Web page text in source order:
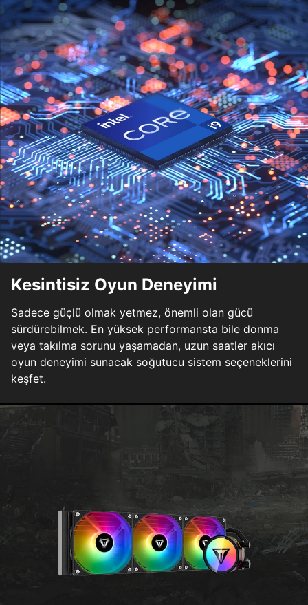
Kesintisiz Oyun Deneyimi
Sadece güçlü olmak yetmez, önemli olan gücü
sürdürebilmek. En yüksek performansta bile donma
veya takılma sorunu yaşamadan, uzun saatler akıcı
oyun deneyimi sunacak soğutucu sistem seçeneklerini
keşfet.